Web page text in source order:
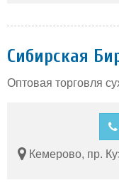
Сибирская
Оптовая торговля
Кемерово, пр.